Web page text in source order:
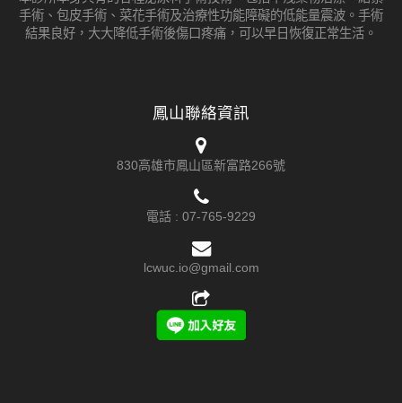
手術、包皮手術、菜花手術及治療性功能障礙的低能量震波。手術
結果良好，大大降低手術後傷口疼痛，可以早日恢復正常生活。
鳳山聯絡資訊
830高雄市鳳山區新富路266號
電話 : 07-765-9229
lcwuc.io@gmail.com